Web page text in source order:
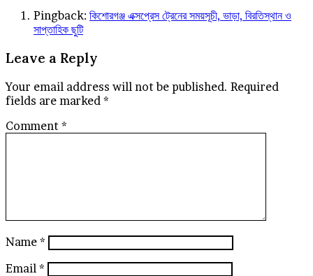
Pingback: কিশোরগঞ্জ এক্সপ্রেস ট্রেনের সময়সূচী, ভাড়া, বিরতিস্থান ও
সাপ্তাহিক ছুটি
Leave a Reply
Your email address will not be published. Required
fields are marked *
Comment *
Name *
Email *